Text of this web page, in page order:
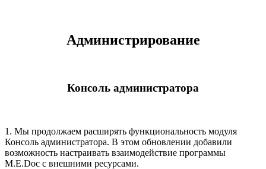
Администрирование
Консоль администратора
1. Мы продолжаем расширять функциональность модуля
Консоль администратора. В этом обновлении добавили
возможность настраивать взаимодействие программы
M.E.Doc с внешними ресурсами.